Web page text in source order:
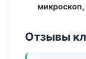
Отзывы